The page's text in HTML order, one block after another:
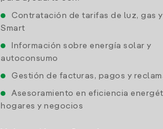
Contratación de tarifas de luz, gas
Smart
Información sobre energía solar y
autoconsumo
Gestión de facturas, pagos y
Asesoramiento en eficiencia
hogares y negocios